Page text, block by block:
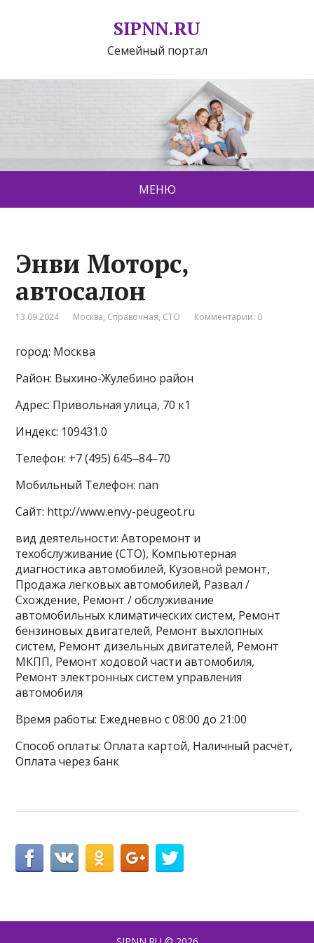
SIPNN.RU
Семейный портал
МЕНЮ
Энви Моторс,
автосалон
13.09.2024 Москва, Справочная, СТО Комментарии: 0
город: Москва
Район: Выхино-Жулебино район
Адрес: Привольная улица, 70 к1
Индекс: 109431.0
Телефон: +7 (495) 645‒84‒70
Мобильный Телефон: nan
Сайт: http://www.envy-peugeot.ru
вид деятельности: Авторемонт и
техобслуживание (СТО), Компьютерная
диагностика автомобилей, Кузовной ремонт,
Продажа легковых автомобилей, Развал /
Схождение, Ремонт / обслуживание
автомобильных климатических систем, Ремонт
бензиновых двигателей, Ремонт выхлопных
систем, Ремонт дизельных двигателей, Ремонт
МКПП, Ремонт ходовой части автомобиля,
Ремонт электронных систем управления
автомобиля
Время работы: Ежедневно с 08:00 до 21:00
Способ оплаты: Оплата картой, Наличный расчёт,
Оплата через банк